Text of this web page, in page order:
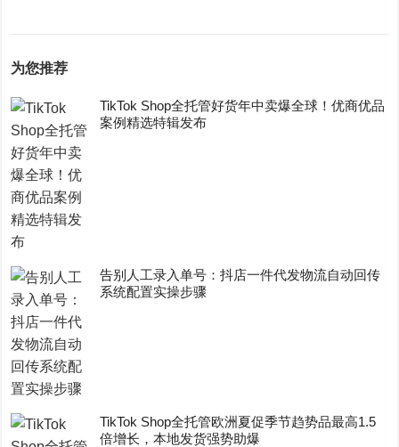
为您推荐
TikTok Shop全托管好货年中卖爆全球！优商优品
案例精选特辑发布
告别人工录入单号：抖店一件代发物流自动回传
系统配置实操步骤
TikTok Shop全托管欧洲夏促季节趋势品最高1.5
倍增长，本地发货强势助爆